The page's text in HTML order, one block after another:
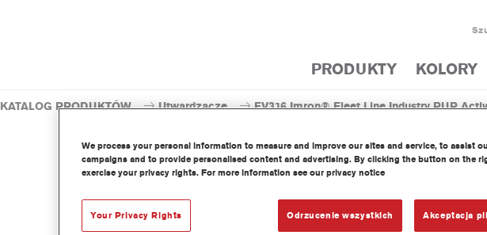
PRODUKTY KOLORY
KATALOG PRODUKTÓW Utwardzacze EV316 Imron® Fleet Line Industry PUR
EV316 Imron® Fleet Line
We process your personal information to measure and improve our sites and service, to assist
campaigns and to provide personalised content and advertising. By clicking the button on the
exercise your privacy rights. For more information see our privacy notice
Odrzucenie wszystkich Akceptacja
Your Privacy Rights